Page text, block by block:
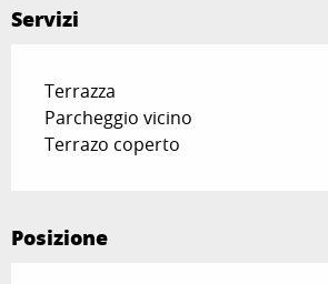
Servizi
Terrazza
Parcheggio vicino
Terrazo coperto
Posizione